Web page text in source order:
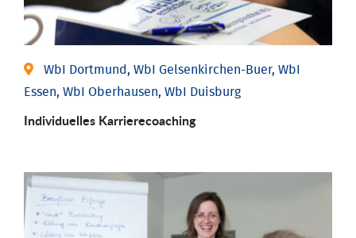
WbI Dortmund, WbI Gelsenkirchen-Buer, WbI
Essen, WbI Oberhausen, WbI Duisburg
Individu­elles Karrierecoaching